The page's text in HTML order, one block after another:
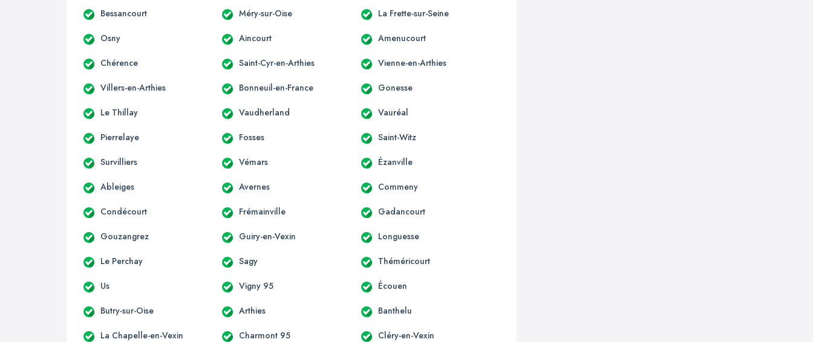
Bessancourt Méry-sur-Oise La Frette-sur-Seine
Osny Aincourt Amenucourt
Chérence Saint-Cyr-en-Arthies Vienne-en-Arthies
Villers-en-Arthies Bonneuil-en-France Gonesse
Le Thillay Vaudherland Vauréal
Pierrelaye Fosses Saint-Witz
Survilliers Vémars Ézanville
Ableiges Avernes Commeny
Condécourt Frémainville Gadancourt
Gouzangrez Guiry-en-Vexin Longuesse
Le Perchay Sagy Théméricourt
Us Vigny 95 Écouen
Butry-sur-Oise Arthies Banthelu
La Chapelle-en-Vexin Charmont 95 Cléry-en-Vexin